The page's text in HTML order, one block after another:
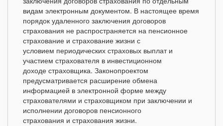
видам электронным документом. В настоящее время
порядок удаленного заключения договоров
страхования не распространяется на пенсионное
страхование и страхование жизни с
условием периодических страховых выплат и
участием страхователя в инвестиционном
доходе страховщика. Законопроектом
предусматривается расширение обмена
информацией в электронной форме между
страхователями и страховщиком при заключении и
исполнении договоров пенсионного
страхования и страхования жизни.